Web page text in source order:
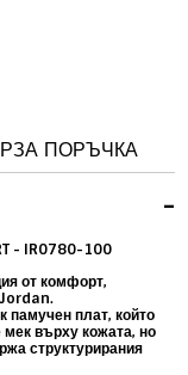
ПОРЪЧКА
-
- IR0780-100
от комфорт,
памучен плат, който
върху кожата, но
структурирания